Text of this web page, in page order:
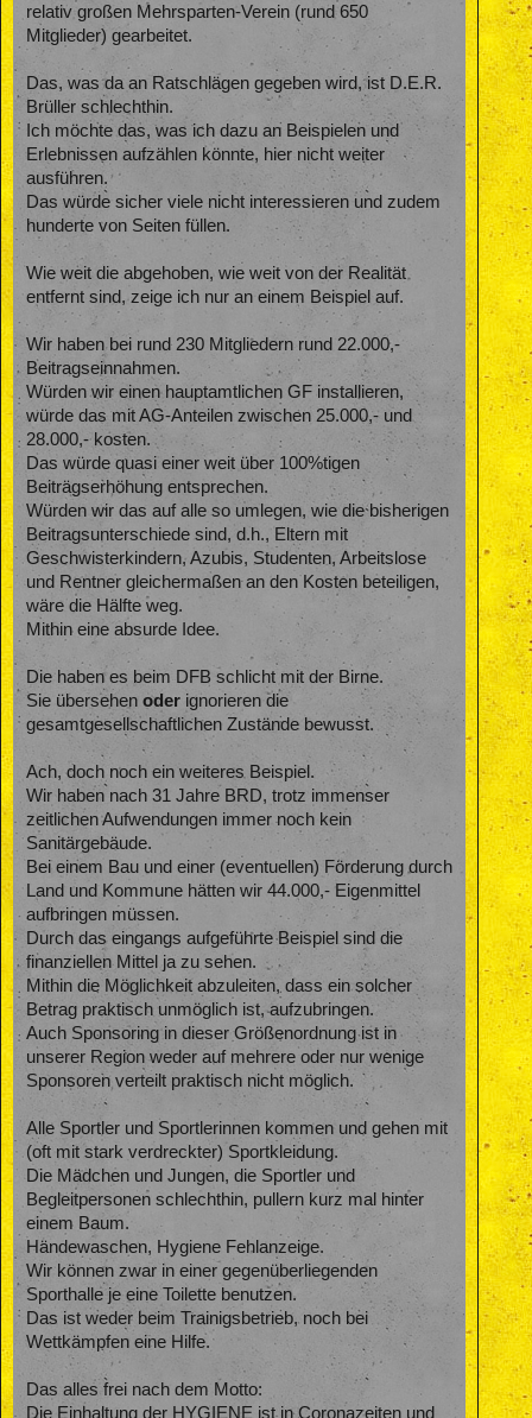
relativ großen Mehrsparten-Verein (rund 650
Mitglieder) gearbeitet.
Das, was da an Ratschlägen gegeben wird, ist D.E.R.
Brüller schlechthin.
Ich möchte das, was ich dazu an Beispielen und
Erlebnissen aufzählen könnte, hier nicht weiter
ausführen.
Das würde sicher viele nicht interessieren und zudem
hunderte von Seiten füllen.
Wie weit die abgehoben, wie weit von der Realität
entfernt sind, zeige ich nur an einem Beispiel auf.
Wir haben bei rund 230 Mitgliedern rund 22.000,-
Beitragseinnahmen.
Würden wir einen hauptamtlichen GF installieren,
würde das mit AG-Anteilen zwischen 25.000,- und
28.000,- kosten.
Das würde quasi einer weit über 100%tigen
Beiträgserhöhung entsprechen.
Würden wir das auf alle so umlegen, wie die bisherigen
Beitragsunterschiede sind, d.h., Eltern mit
Geschwisterkindern, Azubis, Studenten, Arbeitslose
und Rentner gleichermaßen an den Kosten beteiligen,
wäre die Hälfte weg.
Mithin eine absurde Idee.
Die haben es beim DFB schlicht mit der Birne.
Sie übersehen oder ignorieren die
gesamtgesellschaftlichen Zustände bewusst.
Ach, doch noch ein weiteres Beispiel.
Wir haben nach 31 Jahre BRD, trotz immenser
zeitlichen Aufwendungen immer noch kein
Sanitärgebäude.
Bei einem Bau und einer (eventuellen) Förderung durch
Land und Kommune hätten wir 44.000,- Eigenmittel
aufbringen müssen.
Durch das eingangs aufgeführte Beispiel sind die
finanziellen Mittel ja zu sehen.
Mithin die Möglichkeit abzuleiten, dass ein solcher
Betrag praktisch unmöglich ist, aufzubringen.
Auch Sponsoring in dieser Größenordnung ist in
unserer Region weder auf mehrere oder nur wenige
Sponsoren verteilt praktisch nicht möglich.
Alle Sportler und Sportlerinnen kommen und gehen mit
(oft mit stark verdreckter) Sportkleidung.
Die Mädchen und Jungen, die Sportler und
Begleitpersonen schlechthin, pullern kurz mal hinter
einem Baum.
Händewaschen, Hygiene Fehlanzeige.
Wir können zwar in einer gegenüberliegenden
Sporthalle je eine Toilette benutzen.
Das ist weder beim Trainigsbetrieb, noch bei
Wettkämpfen eine Hilfe.
Das alles frei nach dem Motto:
Die Einhaltung der HYGIENE ist in Coronazeiten und